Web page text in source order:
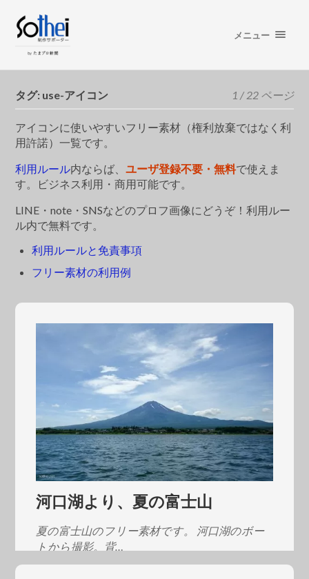
メニュー
タグ: use-アイコン 1 / 22 ページ
アイコンに使いやすいフリー素材（権利放棄ではなく利
用許諾）一覧です。
利用ルール内ならば、ユーザ登録不要・無料で使えま
す。ビジネス利用・商用可能です。
LINE・note・SNSなどのプロフ画像にどうぞ！利用ルー
ル内で無料です。
利用ルールと免責事項
フリー素材の利用例
河口湖より、夏の富士山
夏の富士山のフリー素材です。 河口湖のボー
トから撮影。背…